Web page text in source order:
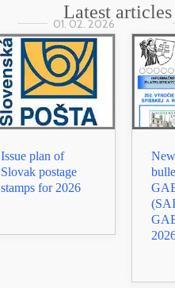
Latest
01. 02. 2026
Issue plan of
Slovak postage
stamps for 2026